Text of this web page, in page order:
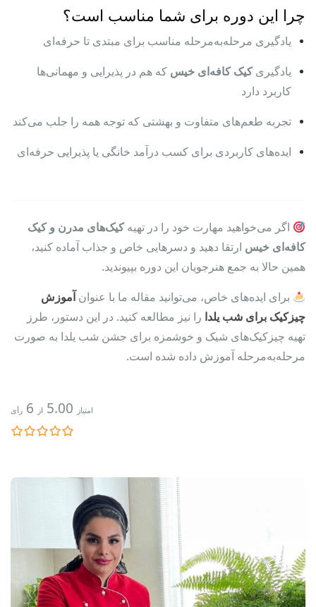
چرا این دوره برای شما مناسب است؟
یادگیری مرحله‌به‌مرحله مناسب برای مبتدی تا حرفه‌ای
یادگیریکیک کافه‌ای خیس که هم در پذیرایی و مهمانی‌ها
کاربرد دارد
تجربه طعم‌های متفاوت و بهشتی که توجه همه را جلب می‌کند
ایده‌های کاربردی برای کسب درآمد خانگی یا پذیرایی حرفه‌ای
اگر می‌خواهید مهارت خود را در تهیهکیک‌های مدرن و کیک
کافه‌ای خیس ارتقا دهید و دسرهایی خاص و جذاب آماده کنید،
همین حالا به جمع هنرجویان این دوره بپیوندید.
برای ایده‌های خاص، می‌توانید مقاله ما با عنوانآموزش
چیزکیک برای شب یلدا را نیز مطالعه کنید. در این دستور، طرز
تهیه چیزکیک‌های شیک و خوشمزه برای جشن شب یلدا به صورت
مرحله‌به‌مرحله آموزش داده شده است.
امتیاز 5.00 از 6 رأی